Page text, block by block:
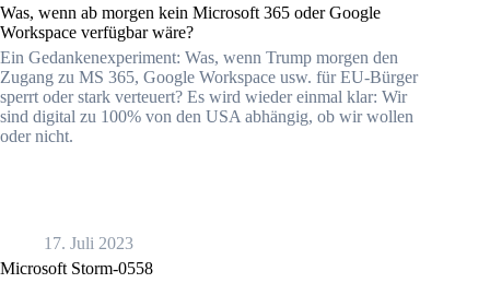
Was, wenn ab morgen kein Microsoft 365 oder Google
Workspace verfügbar wäre?
Ein Gedankenexperiment: Was, wenn Trump morgen den
Zugang zu MS 365, Google Workspace usw. für EU-Bürger
sperrt oder stark verteuert? Es wird wieder einmal klar: Wir
sind digital zu 100% von den USA abhängig, ob wir wollen
oder nicht.
17. Juli 2023
Microsoft Storm-0558